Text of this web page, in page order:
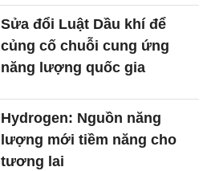
Sửa đổi Luật Dầu khí để
củng cố chuỗi cung ứng
năng lượng quốc gia
Hydrogen: Nguồn năng
lượng mới tiềm năng cho
tương lai